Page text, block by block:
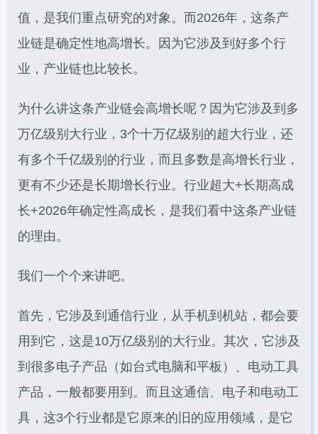
值，是我们重点研究的对象。而2026年，这条产
业链是确定性地高增长。因为它涉及到好多个行
业，产业链也比较长。
为什么讲这条产业链会高增长呢？因为它涉及到多
万亿级别大行业，3个十万亿级别的超大行业，还
有多个千亿级别的行业，而且多数是高增长行业，
更有不少还是长期增长行业。行业超大+长期高成
长+2026年确定性高成长，是我们看中这条产业链
的理由。
我们一个个来讲吧。
首先，它涉及到通信行业，从手机到机站，都会要
用到它，这是10万亿级别的大行业。其次，它涉及
到很多电子产品（如台式电脑和平板）、电动工具
产品，一般都要用到。而且这通信、电子和电动工
具，这3个行业都是它原来的旧的应用领域，是它